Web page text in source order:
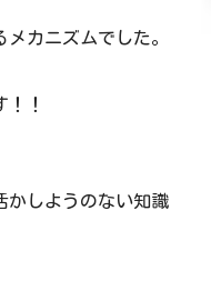
カニズムでした。
！
かしようのない知識